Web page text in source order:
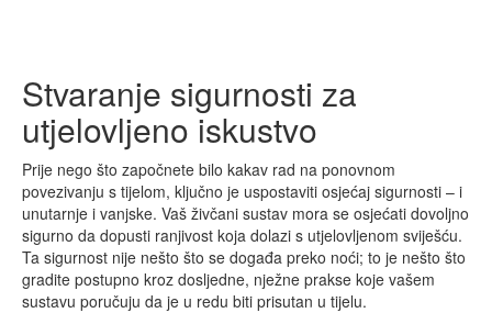
Stvaranje sigurnosti za
utjelovljeno iskustvo
Prije nego što započnete bilo kakav rad na ponovnom
povezivanju s tijelom, ključno je uspostaviti osjećaj sigurnosti – i
unutarnje i vanjske. Vaš živčani sustav mora se osjećati dovoljno
sigurno da dopusti ranjivost koja dolazi s utjelovljenom sviješću.
Ta sigurnost nije nešto što se događa preko noći; to je nešto što
gradite postupno kroz dosljedne, nježne prakse koje vašem
sustavu poručuju da je u redu biti prisutan u tijelu.